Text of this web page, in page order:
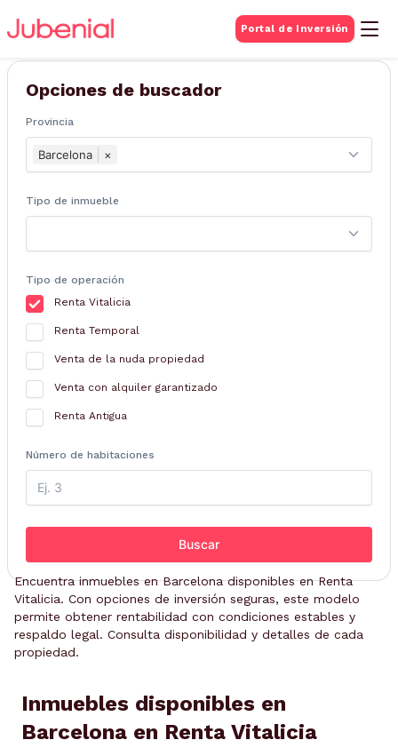
Portal de Inversión
BUSQUEDA DE
Inmuebles
Opciones de buscador
Provincia
Barcelona ×
Tipo de inmueble
Tipo de operación
Renta Vitalicia
Renta Temporal
Venta de la nuda propiedad
Venta con alquiler garantizado
Renta Antigua
Número de habitaciones
Buscar
Encuentra inmuebles en Barcelona disponibles en Renta
Vitalicia. Con opciones de inversión seguras, este modelo
permite obtener rentabilidad con condiciones estables y
respaldo legal. Consulta disponibilidad y detalles de cada
propiedad.
Inmuebles disponibles en
Barcelona en Renta Vitalicia